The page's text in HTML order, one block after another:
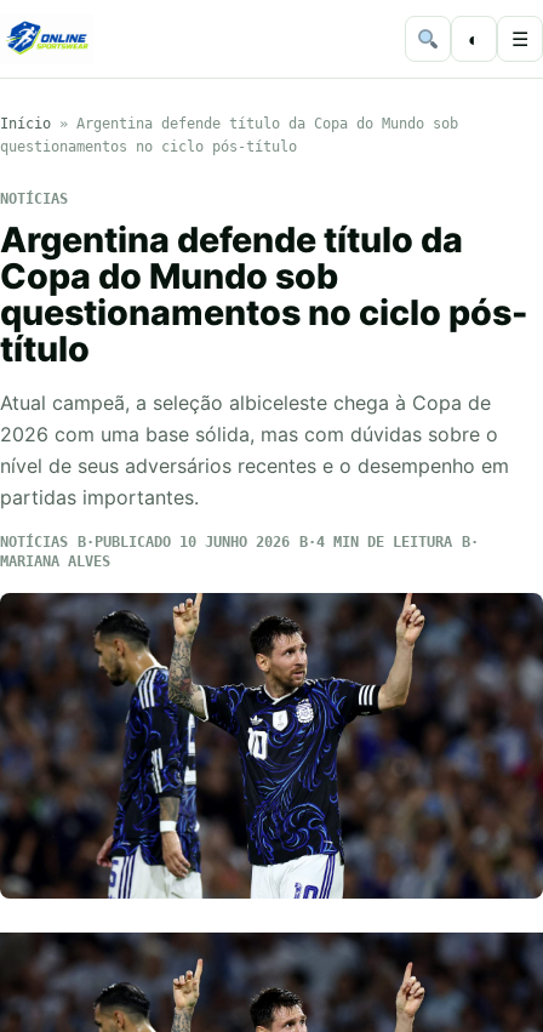
◐ ☰
Início » Argentina defende título da Copa do Mundo sob
questionamentos no ciclo pós-título
NOTÍCIAS
Argentina defende título da
Copa do Mundo sob
questionamentos no ciclo pós-
título
Atual campeã, a seleção albiceleste chega à Copa de
2026 com uma base sólida, mas com dúvidas sobre o
nível de seus adversários recentes e o desempenho em
partidas importantes.
NOTÍCIAS PUBLICADO 10 JUNHO 2026
4 MIN DE LEITURA
MARIANA ALVES